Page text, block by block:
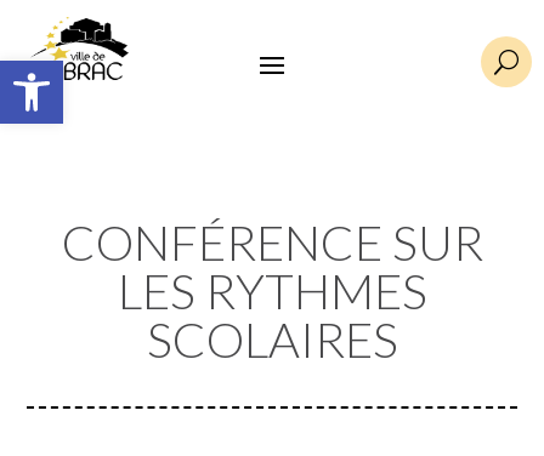
Ouvrir la barre d’outils U
CONFÉRENCE SUR
LES RYTHMES
SCOLAIRES